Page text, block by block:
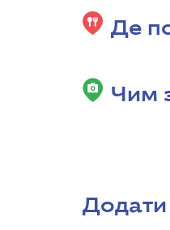
Де
Чим
Додати